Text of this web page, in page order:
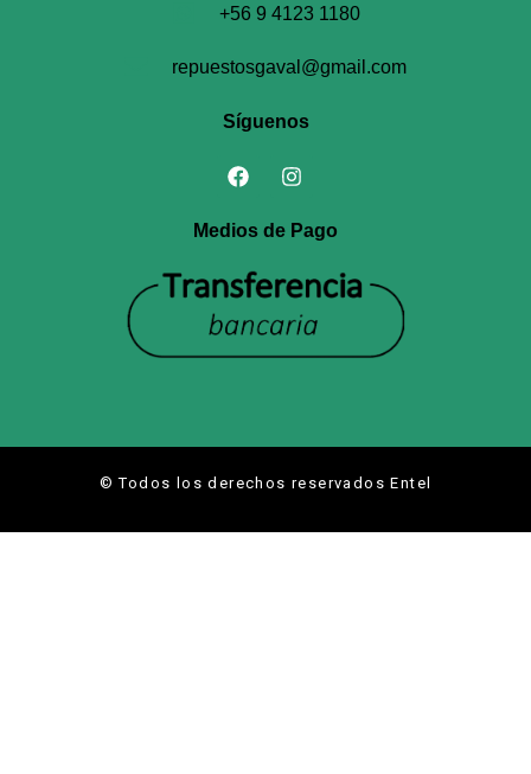
+56 9 4123 1180
repuestosgaval@gmail.com
Síguenos
Medios de Pago
© Todos los derechos reservados Entel